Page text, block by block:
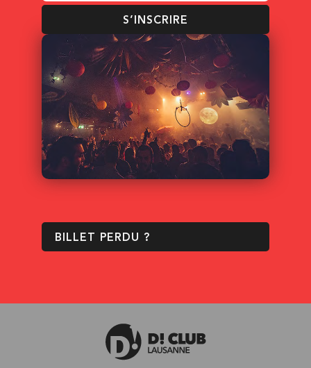
S’INSCRIRE
BILLET PERDU ?